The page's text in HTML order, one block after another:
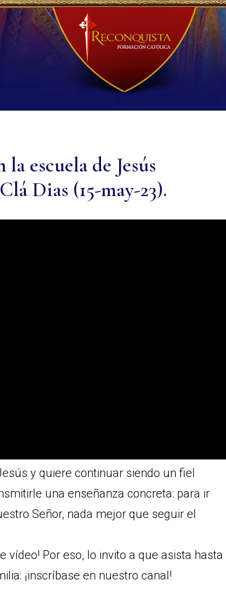
escuela de Jesús
Dias (15-may-23).
y quiere continuar siendo un fiel
una enseñanza concreta: para ir
Señor, nada mejor que seguir el
vídeo! Por eso, lo invito a que asista hasta
¡inscríbase en nuestro canal!